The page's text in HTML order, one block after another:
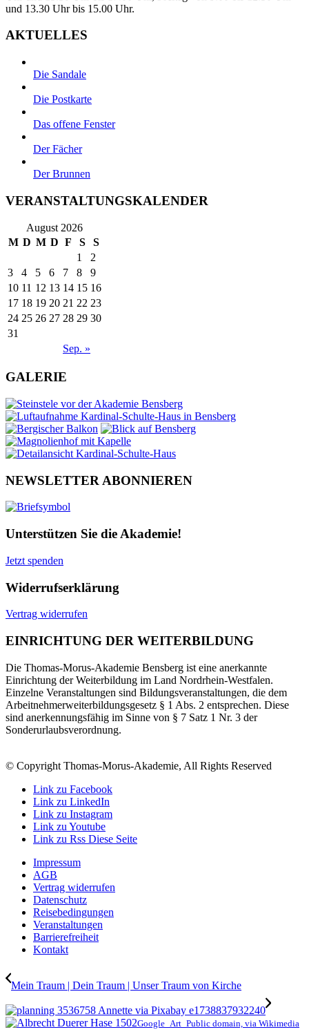
und 13.30 Uhr bis 15.00 Uhr.
AKTUELLES
Die Sandale
Die Postkarte
Das offene Fenster
Der Fächer
Der Brunnen
VERANSTALTUNGSKALENDER
August 2026
M D M D F S S
Sep. »
1
2
3
4 5 6 7 8
9
10 11 12 13 14 15 16
17 18 19 20 21 22 23
24 25 26 27 28 29 30
31
GALERIE
NEWSLETTER ABONNIEREN
Unterstützen Sie die Akademie!
Jetzt spenden
Widerrufserklärung
Vertrag widerrufen
EINRICHTUNG DER WEITERBILDUNG
Die Thomas-Morus-Akademie Bensberg ist eine anerkannte
Einrichtung der Weiterbildung im Land Nordrhein-Westfalen.
Einzelne Veranstaltungen sind Bildungsveranstaltungen, die dem
Arbeitnehmerweiterbildungsgesetz § 1 Abs. 2 entsprechen. Diese
sind anerkennungsfähig im Sinne von § 7 Satz 1 Nr. 3 der
Sonderurlaubsverordnung.
© Copyright Thomas-Morus-Akademie, All Rights Reserved
Link zu Facebook
Link zu LinkedIn
Link zu Instagram
Link zu Youtube
Link zu Rss Diese Seite
Impressum
AGB
Vertrag widerrufen
Datenschutz
Reisebedingungen
Veranstaltungen
Barrierefreiheit
Kontakt
Mein Traum | Dein Traum | Unser Traum von Kirche
Google_Art_Public domain, via Wikimedia